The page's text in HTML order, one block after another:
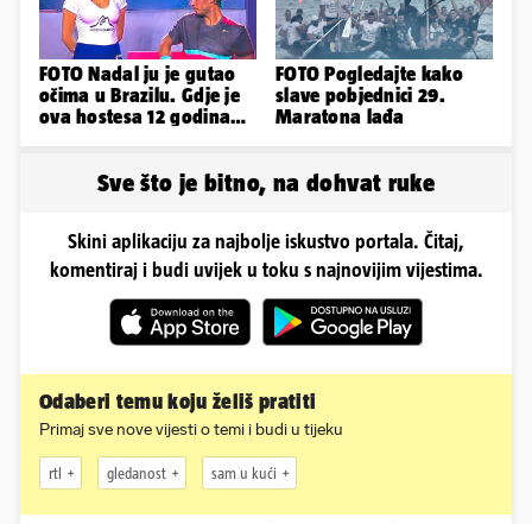
FOTO Nadal ju je gutao
očima u Brazilu. Gdje je
ova hostesa 12 godina
FOTO Pogledajte kako
slave pobjednici 29.
Maratona lađa
Sve što je bitno, na dohvat ruke
Skini aplikaciju za najbolje iskustvo portala. Čitaj,
komentiraj i budi uvijek u toku s najnovijim vijestima.
Odaberi temu koju želiš pratiti
Primaj sve nove vijesti o temi i budi u tijeku
rtl gledanost sam u kući